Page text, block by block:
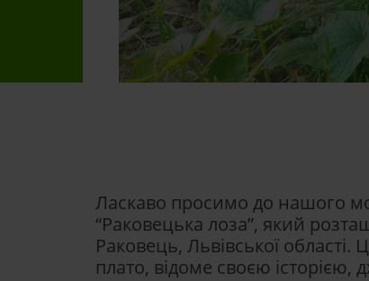
Ласкаво просимо до нашого
“Раковецька лоза”, який
Раковець, Львівської
плато, відоме своєю